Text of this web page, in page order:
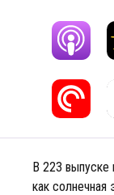
В 223 выпуске
как солнечная